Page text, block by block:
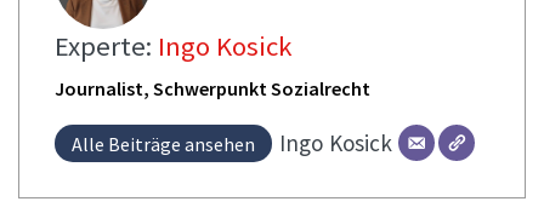
Experte: Ingo Kosick
Journalist, Schwerpunkt Sozialrecht
Alle Beiträge ansehen Ingo Kosick